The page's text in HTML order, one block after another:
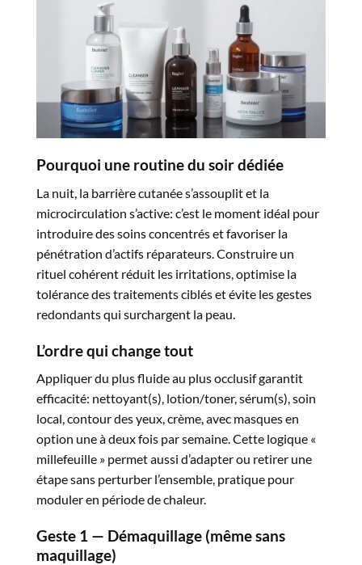
Pourquoi une routine du soir dédiée
La nuit, la barrière cutanée s’assouplit et la
microcirculation s’active: c’est le moment idéal pour
introduire des soins concentrés et favoriser la
pénétration d’actifs réparateurs. Construire un
rituel cohérent réduit les irritations, optimise la
tolérance des traitements ciblés et évite les gestes
redondants qui surchargent la peau.​
L’ordre qui change tout
Appliquer du plus fluide au plus occlusif garantit
efficacité: nettoyant(s), lotion/toner, sérum(s), soin
local, contour des yeux, crème, avec masques en
option une à deux fois par semaine. Cette logique «
millefeuille » permet aussi d’adapter ou retirer une
étape sans perturber l’ensemble, pratique pour
moduler en période de chaleur.​
Geste 1 — Démaquillage (même sans
maquillage)